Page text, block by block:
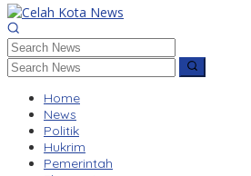
Home
News
Politik
Hukrim
Pemerintah